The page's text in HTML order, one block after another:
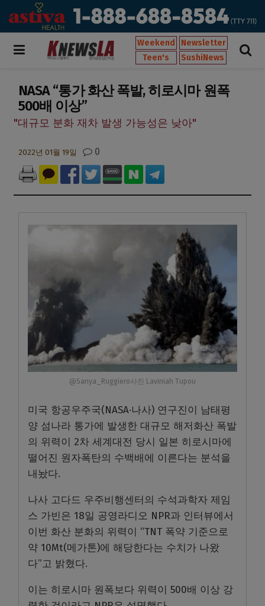
Weekend
Newsletter
Teen's
SushiNews
NASA “통가 화산 폭발, 히로시마 원폭
500배 이상”
"대규모 분화 재차 발생 가능성은 낮아"
2022년 01월 19일 0
@Sanya_Ruggiero사진 Laviniah Tupou
미국 항공우주국(NASA·나사) 연구진이 남태평
양 섬나라 통가에 발생한 대규모 해저화산 폭발
의 위력이 2차 세계대전 당시 일본 히로시마에
떨어진 원자폭탄의 수백배에 이른다는 분석을
내놨다.
나사 고다드 우주비행센터의 수석과학자 제임
스 가빈은 18일 공영라디오 NPR과 인터뷰에서
이번 화산 분화의 위력이 “TNT 폭약 기준으로
약 10Mt(메가톤)에 해당한다는 수치가 나왔
다”고 밝혔다.
이는 히로시마 원폭보다 위력이 500배 이상 강